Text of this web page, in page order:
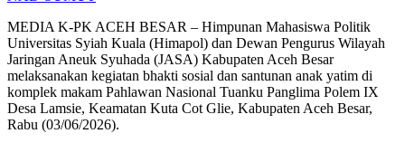
MEDIA K-PK ACEH BESAR – Himpunan Mahasiswa Politik
Universitas Syiah Kuala (Himapol) dan Dewan Pengurus Wilayah
Jaringan Aneuk Syuhada (JASA) Kabupaten Aceh Besar
melaksanakan kegiatan bhakti sosial dan santunan anak yatim di
komplek makam Pahlawan Nasional Tuanku Panglima Polem IX
Desa Lamsie, Keamatan Kuta Cot Glie, Kabupaten Aceh Besar,
Rabu (03/06/2026).